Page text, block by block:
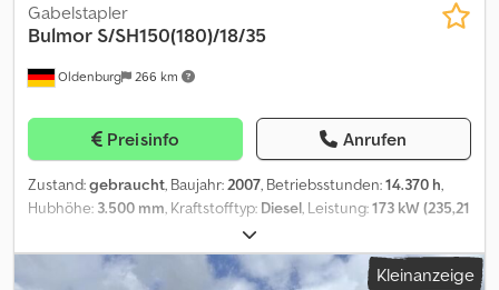
Oldenburg 266 km
Gabelstapler
Bulmor S/SH150(180)/18/35
Preisinfo Anrufen
Zustand:gebraucht, Baujahr:2007, Betriebsstunden:14.370 h,
Hubhöhe: 3.500 mm, Kraftstofftyp: Diesel, Leistung:173 kW (235,21
Diesel - Deutz TCD2013L062V
Getriebetyp:Hydrostat, Gabellänge:1.800 mm, Bereifung Vorne: 2
x 14.00-24 / Luft / 60 - 80% Bereifung Hinten: 2 x 14.00-24 / Luft / 60
Kleinanzeige